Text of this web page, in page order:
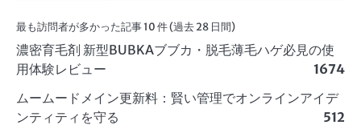
最も訪問者が多かった記事 10 件 (過去 28 日間)
濃密育毛剤 新型BUBKAブブカ・脱毛薄毛ハゲ必見の使
用体験レビュー
1674
ムームードメイン更新料：賢い管理でオンラインアイデ
ンティティを守る
512